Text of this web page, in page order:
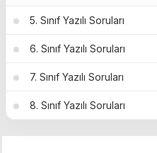
5. Sınıf Yazılı Soruları
6. Sınıf Yazılı Soruları
7. Sınıf Yazılı Soruları
8. Sınıf Yazılı Soruları